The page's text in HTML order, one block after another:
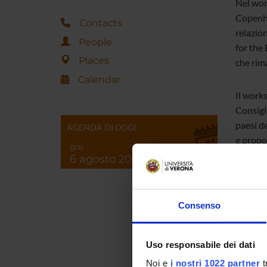
Consenso
Uso responsabile dei dati
Noi e i nostri 1022 partner
Contacts
People
Places
Calendar
AGENDA DI OGGI
gio
6 agosto 2026
Nel
for the
che
Il
paesi
e
sarà
Il
di